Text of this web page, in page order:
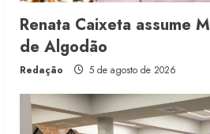
Renata Caixeta assume
de Algodão
Redação 5 de agosto de 2026